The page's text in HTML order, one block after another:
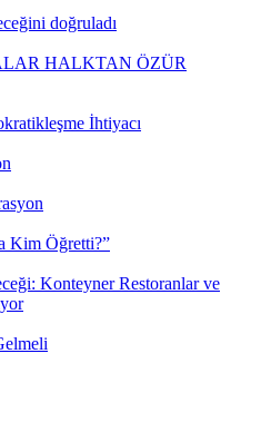
doğruladı
HALKTAN ÖZÜR
İhtiyacı
Kim Öğretti?”
Konteyner Restoranlar ve